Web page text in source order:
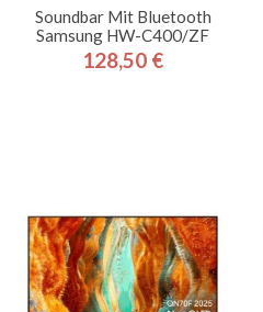
Soundbar Mit Bluetooth
Samsung HW-C400/ZF
Preis
128,50 €